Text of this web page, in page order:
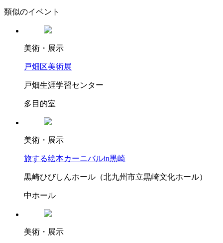
類似のイベント
美術・展示
戸畑区美術展
戸畑生涯学習センター
多目的室
美術・展示
旅する絵本カーニバルin黒崎
黒崎ひびしんホール（北九州市立黒崎文化ホール）
中ホール
美術・展示